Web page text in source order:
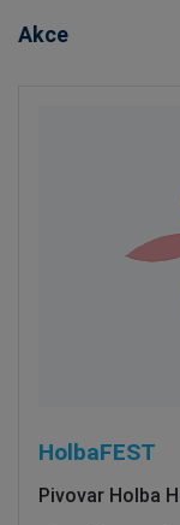
Akce
HolbaFEST
Pivovar Holba